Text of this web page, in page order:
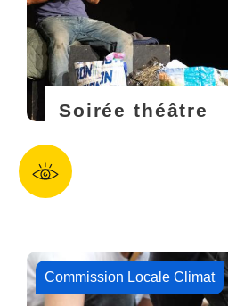
Soirée théâtre
Commission Locale Climat